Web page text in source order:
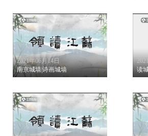
2021年06月14日
南京城墙|诗画城墙
读